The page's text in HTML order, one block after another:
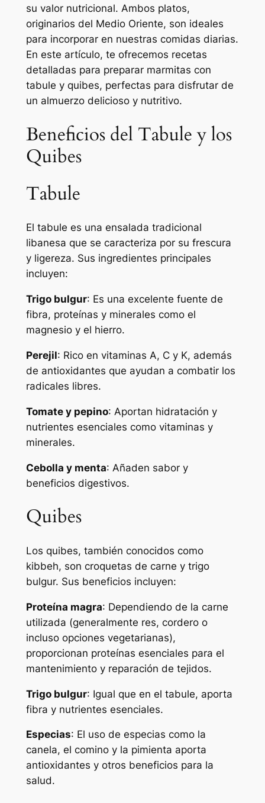
su valor nutricional. Ambos platos,
originarios del Medio Oriente, son ideales
para incorporar en nuestras comidas diarias.
En este artículo, te ofrecemos recetas
detalladas para preparar marmitas con
tabule y quibes, perfectas para disfrutar de
un almuerzo delicioso y nutritivo.
Beneficios del Tabule y los
Quibes
Tabule
El tabule es una ensalada tradicional
libanesa que se caracteriza por su frescura
y ligereza. Sus ingredientes principales
incluyen:
Trigo bulgur: Es una excelente fuente de
fibra, proteínas y minerales como el
magnesio y el hierro.
Perejil: Rico en vitaminas A, C y K, además
de antioxidantes que ayudan a combatir los
radicales libres.
Tomate y pepino: Aportan hidratación y
nutrientes esenciales como vitaminas y
minerales.
Cebolla y menta: Añaden sabor y
beneficios digestivos.
Quibes
Los quibes, también conocidos como
kibbeh, son croquetas de carne y trigo
bulgur. Sus beneficios incluyen:
Proteína magra: Dependiendo de la carne
utilizada (generalmente res, cordero o
incluso opciones vegetarianas),
proporcionan proteínas esenciales para el
mantenimiento y reparación de tejidos.
Trigo bulgur: Igual que en el tabule, aporta
fibra y nutrientes esenciales.
Especias: El uso de especias como la
canela, el comino y la pimienta aporta
antioxidantes y otros beneficios para la
salud.